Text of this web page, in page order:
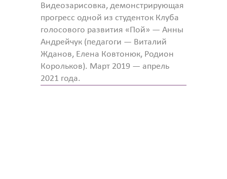
Видеозарисовка, демонстрирующая
прогресс одной из студенток Клуба
голосового развития «Пой» — Анны
Андрейчук (педагоги — Виталий
Жданов, Елена Ковтонюк, Родион
Корольков). Март 2019 — апрель
2021 года.